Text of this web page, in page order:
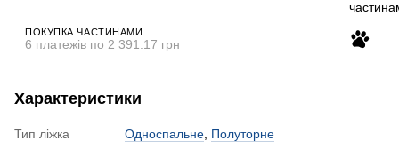
ПОКУПКА ЧАСТИНАМИ
6 платежів по 2 391.17 грн
Характеристики
Тип ліжка Односпальне Полуторне